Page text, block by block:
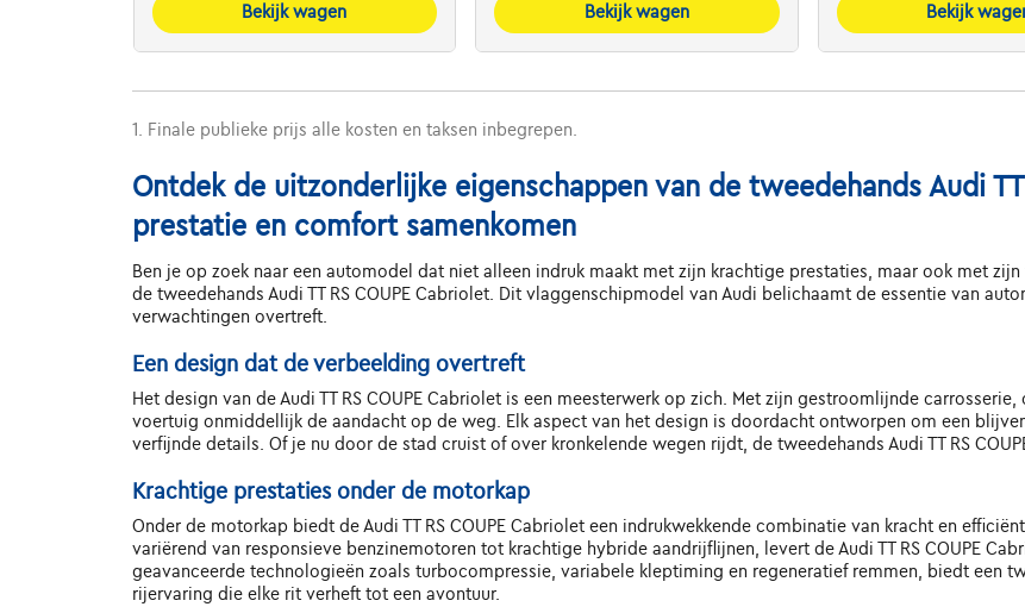
Bekijk wagen
Bekijk wagen
Bekijk
1. Finale publieke prijs alle kosten en taksen inbegrepen.
Ontdek de uitzonderlijke eigenschappen van de tweedehands Audi
prestatie en comfort samenkomen
Ben je op zoek naar een automodel dat niet alleen indruk maakt met zijn krachtige prestaties, maar ook met
de tweedehands Audi TT RS COUPE Cabriolet. Dit vlaggenschipmodel van Audi belichaamt de essentie van
verwachtingen overtreft.
Een design dat de verbeelding overtreft
Het design van de Audi TT RS COUPE Cabriolet is een meesterwerk op zich. Met zijn gestroomlijnde
voertuig onmiddellijk de aandacht op de weg. Elk aspect van het design is doordacht ontworpen om een
verfijnde details. Of je nu door de stad cruist of over kronkelende wegen rijdt, de tweedehands Audi TT RS
Krachtige prestaties onder de motorkap
Onder de motorkap biedt de Audi TT RS COUPE Cabriolet een indrukwekkende combinatie van kracht en
variërend van responsieve benzinemotoren tot krachtige hybride aandrijflijnen, levert de Audi TT RS COUPE
geavanceerde technologieën zoals turbocompressie, variabele kleptiming en regeneratief remmen, biedt een
rijervaring die elke rit verheft tot een avontuur.